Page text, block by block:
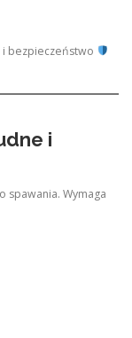
i bezpieczeństwo
i
spawania. Wymaga